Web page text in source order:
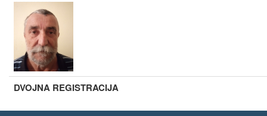
DVOJNA REGISTRACIJA